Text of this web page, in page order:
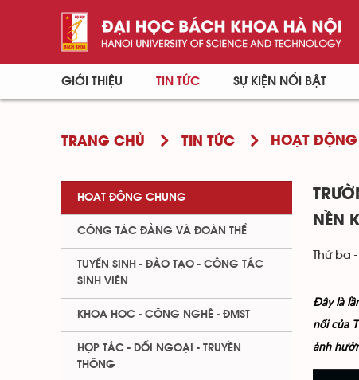
GIỚI THIỆU TIN TỨC SỰ KIỆN NỔI BẬT
TRANG CHỦ TIN TỨC HOẠT
NỀN
Thứ ba
Đây là
nổi của
ảnh
HOẠT ĐỘNG CHUNG
CÔNG TÁC ĐẢNG VÀ ĐOÀN THỂ
TUYỂN SINH - ĐÀO TẠO - CÔNG TÁC
SINH VIÊN
KHOA HỌC - CÔNG NGHỆ - ĐMST
HỢP TÁC - ĐỐI NGOẠI - TRUYỀN
THÔNG